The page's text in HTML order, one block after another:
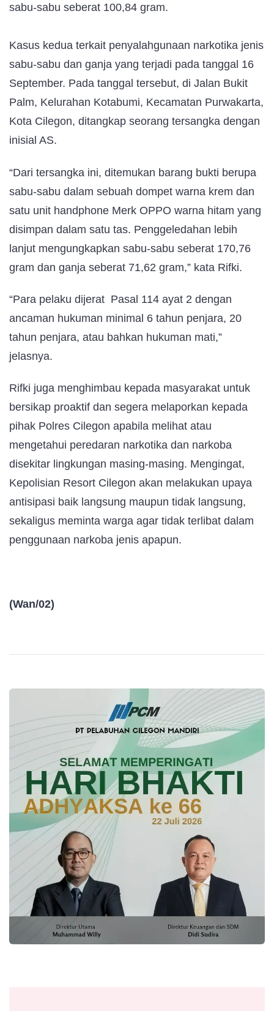
sabu-sabu seberat 100,84 gram.
Kasus kedua terkait penyalahgunaan narkotika jenis
sabu-sabu dan ganja yang terjadi pada tanggal 16
September. Pada tanggal tersebut, di Jalan Bukit
Palm, Kelurahan Kotabumi, Kecamatan Purwakarta,
Kota Cilegon, ditangkap seorang tersangka dengan
inisial AS.
“Dari tersangka ini, ditemukan barang bukti berupa
sabu-sabu dalam sebuah dompet warna krem dan
satu unit handphone Merk OPPO warna hitam yang
disimpan dalam satu tas. Penggeledahan lebih
lanjut mengungkapkan sabu-sabu seberat 170,76
gram dan ganja seberat 71,62 gram,” kata Rifki.
“Para pelaku dijerat Pasal 114 ayat 2 dengan
ancaman hukuman minimal 6 tahun penjara, 20
tahun penjara, atau bahkan hukuman mati,”
jelasnya.
Rifki juga menghimbau kepada masyarakat untuk
bersikap proaktif dan segera melaporkan kepada
pihak Polres Cilegon apabila melihat atau
mengetahui peredaran narkotika dan narkoba
disekitar lingkungan masing-masing. Mengingat,
Kepolisian Resort Cilegon akan melakukan upaya
antisipasi baik langsung maupun tidak langsung,
sekaligus meminta warga agar tidak terlibat dalam
penggunaan narkoba jenis apapun.
(Wan/02)